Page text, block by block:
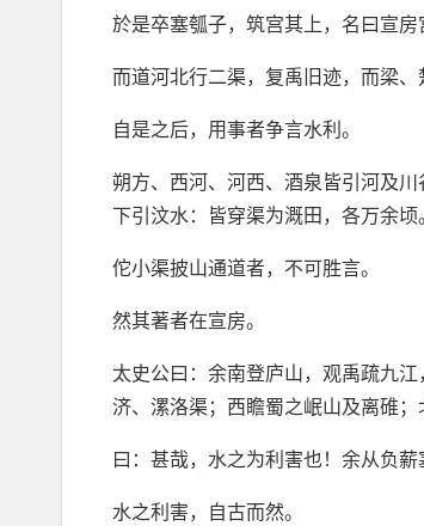
於是卒塞瓠子，筑宫其上，名曰宣房
而道河北行二渠，复禹旧迹，而梁、
自是之后，用事者争言水利。
朔方、西河、河西、酒泉皆引河及
下引汶水：皆穿渠为溉田，各万余顷。
佗小渠披山通道者，不可胜言。
然其著者在宣房。
太史公曰：余南登庐山，观禹疏九
济、漯洛渠；西瞻蜀之岷山及离碓；
曰：甚哉，水之为利害也！余从负
水之利害，自古而然。